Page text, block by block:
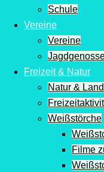
Schule
Vereine
Vereine
Freizeit & Natur
Natur &
Weißstörche
Filme